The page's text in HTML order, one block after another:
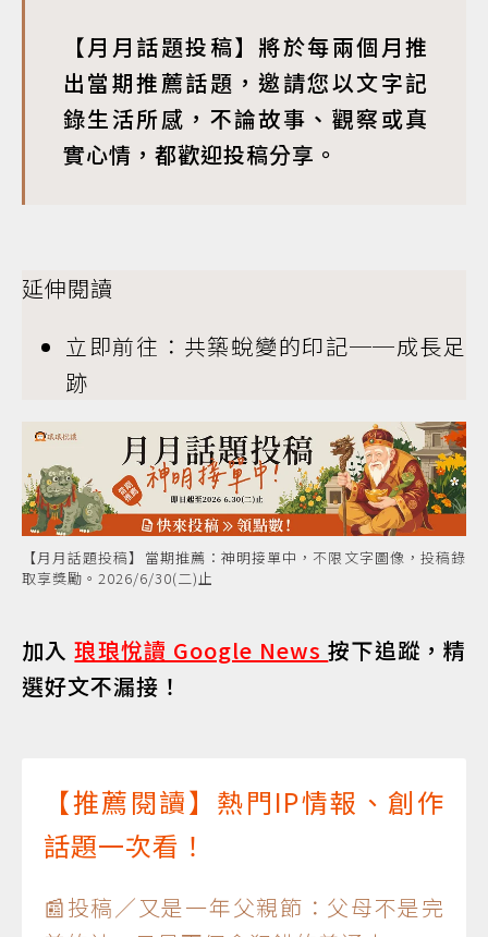
【月月話題投稿】將於每兩個月推
出當期推薦話題，邀請您以文字記
錄生活所感，不論故事、觀察或真
實心情，都歡迎投稿分享。
延伸閱讀
立即前往：共築蛻變的印記──成長足
跡
【月月話題投稿】當期推薦：神明接單中，不限文字圖像，投稿錄
取享獎勵。2026/6/30(二)止
加入琅琅悅讀 Google News按下追蹤，精
選好文不漏接！
【推薦閱讀】熱門IP情報、創作
話題一次看！
📰投稿／又是一年父親節：父母不是完